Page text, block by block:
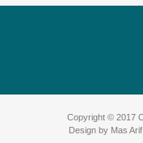
Copyright © 2017
Design by Mas